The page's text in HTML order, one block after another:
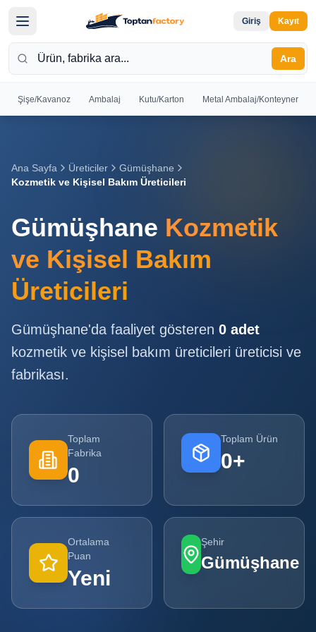
Giriş Kayıt
Ara
Şişe/Kavanoz Ambalaj Kutu/Karton Metal Ambalaj/Konteyner
Giriş yapın
veya kayıt
Giriş
Kayıt
Ana
Firmalar
Kampanyalar
Ambalaj Üreticileri
Kutu ve Karton Üreticileri
Metal Ambalaj ve Konteyner Üreticileri
Ana Sayfa Üreticiler
Gümüşhane
Kozmetik ve Kişisel Bakım Üreticileri
Gümüşhane Kozmetik
ve Kişisel Bakım
Üreticileri
Gümüşhane'da faaliyet gösteren 0 adet
kozmetik ve kişisel bakım üreticileri üreticisi ve
fabrikası.
Toplam
Fabrika
0
Toplam Ürün
0+
Ortalama
Puan
Yeni
Şehir
Gümüşhane